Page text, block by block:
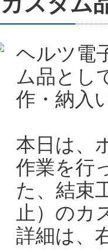
ヘルツ電
ム品とし
作・納入
本日は、
作業を行
た、結束
止）のカ
詳細は、